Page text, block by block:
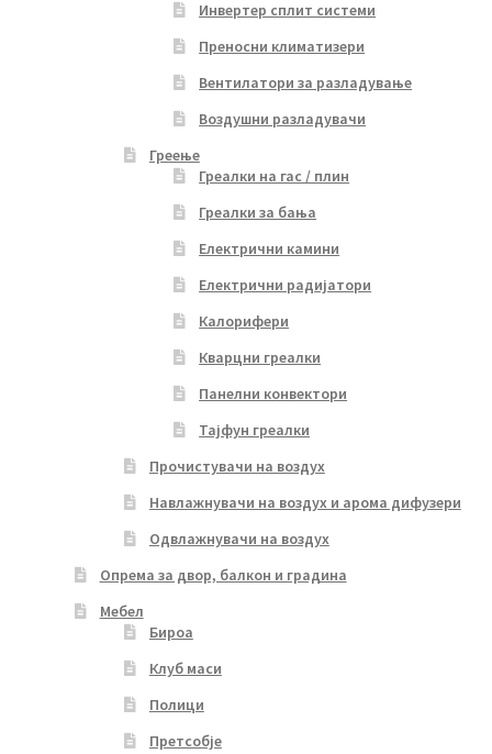
Инвертер сплит системи
Преносни климатизери
Вентилатори за разладување
Воздушни разладувачи
Греење
Греалки на гас / плин
Греалки за бања
Електрични камини
Електрични радијатори
Калорифери
Кварцни греалки
Панелни конвектори
Тајфун греалки
Прочистувачи на воздух
Навлажнувачи на воздух и арома дифузери
Одвлажнувачи на воздух
Опрема за двор, балкон и градина
Мебел
Бироа
Клуб маси
Полици
Претсобје